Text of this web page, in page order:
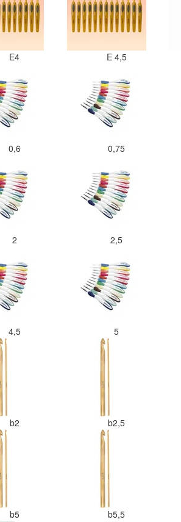
E4 E 4,5
0,6 0,75
2 2,5
4,5 5
b2 b2,5
b5 b5,5